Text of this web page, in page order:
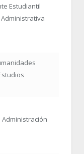
Estudiantil